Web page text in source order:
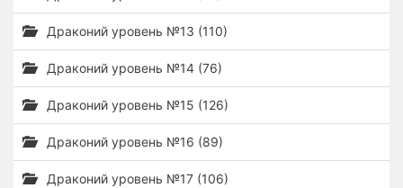
Драконий уровень №13 (110)
Драконий уровень №14 (76)
Драконий уровень №15 (126)
Драконий уровень №16 (89)
Драконий уровень №17 (106)